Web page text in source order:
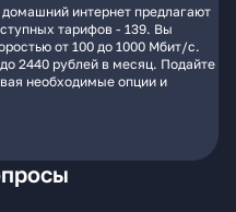
интернет предлагают
тарифов - 139. Вы
от 100 до 1000 Мбит/с.
2440 рублей в месяц. Подайте
необходимые опции и